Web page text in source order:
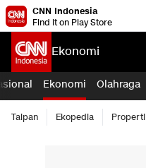
CNN Indonesia
Find it on Play Store
Ekonomi
Ekonomi Olahraga
Taipan Ekopedia Properti